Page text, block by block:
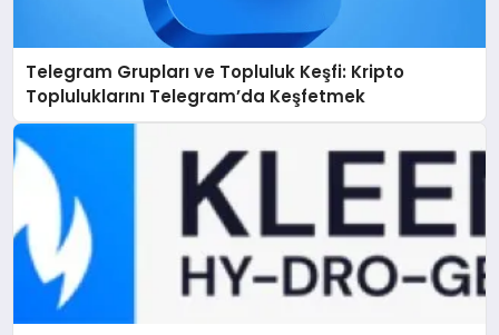
Telegram Grupları ve Topluluk Keşfi: Kripto
Topluluklarını Telegram’da Keşfetmek